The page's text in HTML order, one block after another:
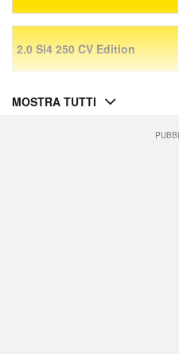
2.0 Si4 250 CV Edition
MOSTRA TUTTI